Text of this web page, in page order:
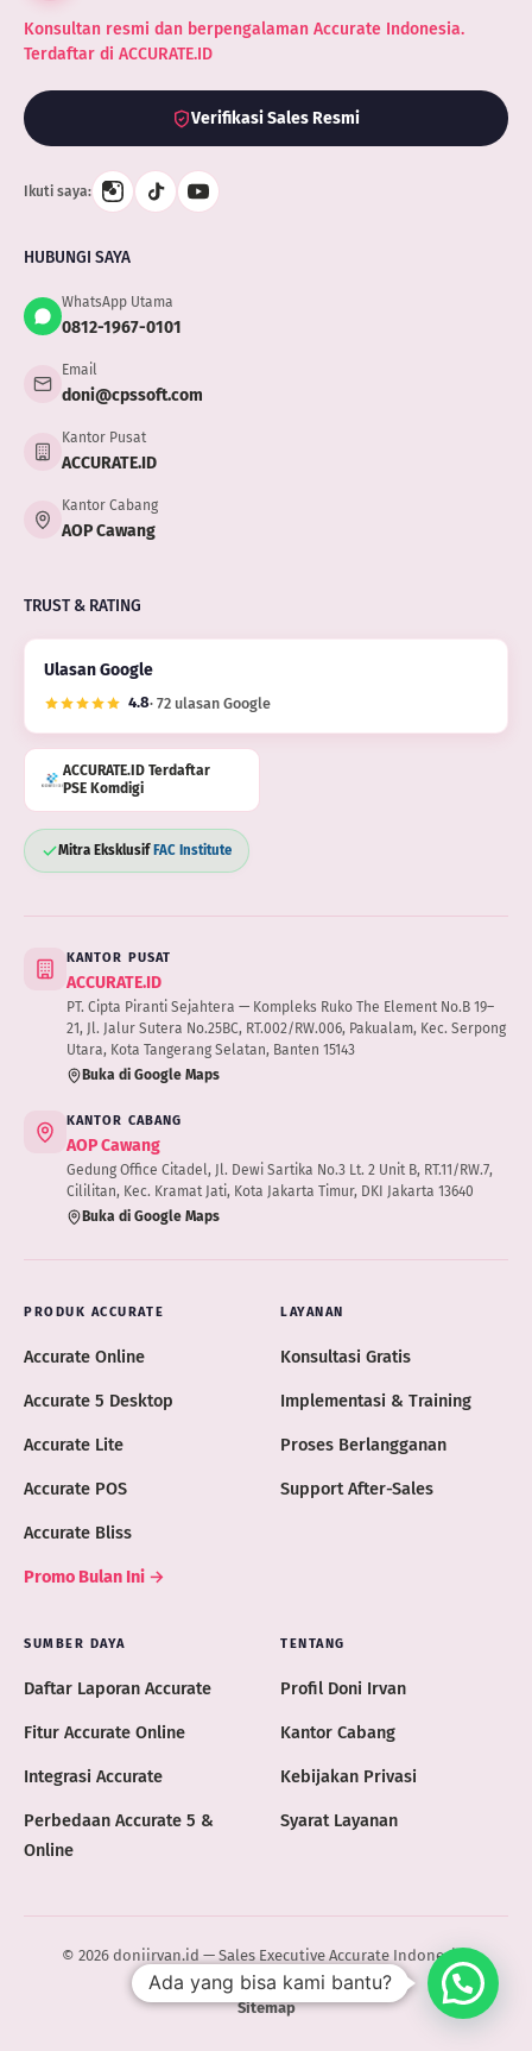
Konsultan resmi dan berpengalaman Accurate Indonesia.
Terdaftar di ACCURATE.ID
Verifikasi Sales Resmi
Ikuti saya:
HUBUNGI SAYA
WhatsApp Utama
0812-1967-0101
Email
doni@cpssoft.com
Kantor Pusat
ACCURATE.ID
Kantor Cabang
AOP Cawang
TRUST & RATING
Ulasan Google
4.8· 72 ulasan Google
ACCURATE.ID Terdaftar
PSE Komdigi
Mitra Eksklusif FAC Institute
KANTOR PUSAT
ACCURATE.ID
PT. Cipta Piranti Sejahtera — Kompleks Ruko The Element No.B 19–
21, Jl. Jalur Sutera No.25BC, RT.002/RW.006, Pakualam, Kec. Serpong
Utara, Kota Tangerang Selatan, Banten 15143
Buka di Google Maps
KANTOR CABANG
AOP Cawang
Gedung Office Citadel, Jl. Dewi Sartika No.3 Lt. 2 Unit B, RT.11/RW.7,
Cililitan, Kec. Kramat Jati, Kota Jakarta Timur, DKI Jakarta 13640
Buka di Google Maps
PRODUK ACCURATE
Accurate Online
Accurate 5 Desktop
Accurate Lite
Accurate POS
Accurate Bliss
Promo Bulan Ini →
LAYANAN
Konsultasi Gratis
Implementasi & Training
Proses Berlangganan
Support After-Sales
SUMBER DAYA
Daftar Laporan Accurate
Fitur Accurate Online
Integrasi Accurate
Perbedaan Accurate 5 &
Online
TENTANG
Profil Doni Irvan
Kantor Cabang
Kebijakan Privasi
Syarat Layanan
© 2026 doniirvan.id — Sales Executive Accurate Indonesia ·
ACCURATE.ID
Sitemap
Ada yang bisa kami bantu?